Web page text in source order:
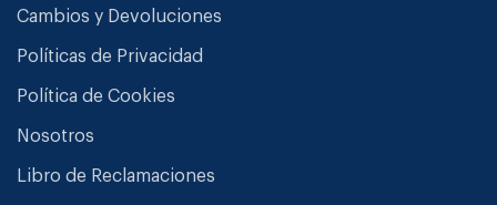
Cambios y Devoluciones
Políticas de Privacidad
Política de Cookies
Nosotros
Libro de Reclamaciones